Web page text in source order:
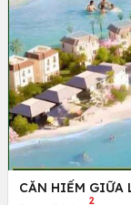
CĂN HIẾM GIỮA
2